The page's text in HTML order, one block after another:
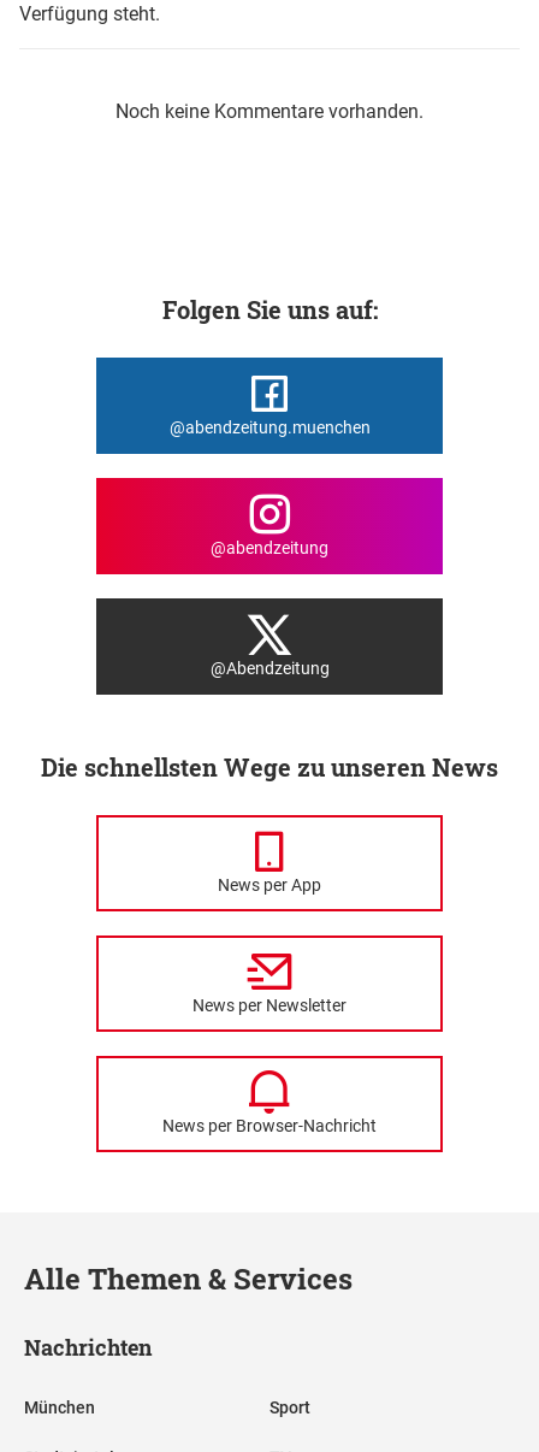
Verfügung steht.
Noch keine Kommentare vorhanden.
Folgen Sie uns auf:
@abendzeitung.muenchen
@abendzeitung
@Abendzeitung
Die schnellsten Wege zu unseren News
News per App
News per Newsletter
News per Browser-Nachricht
Alle Themen & Services
Nachrichten
München Sport